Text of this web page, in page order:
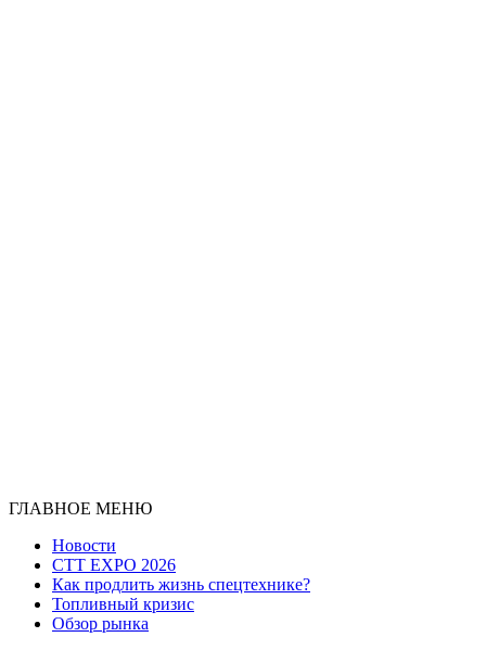
ГЛАВНОЕ МЕНЮ
Новости
CTT EXPO 2026
Как продлить жизнь спецтехнике?
Топливный кризис
Обзор рынка